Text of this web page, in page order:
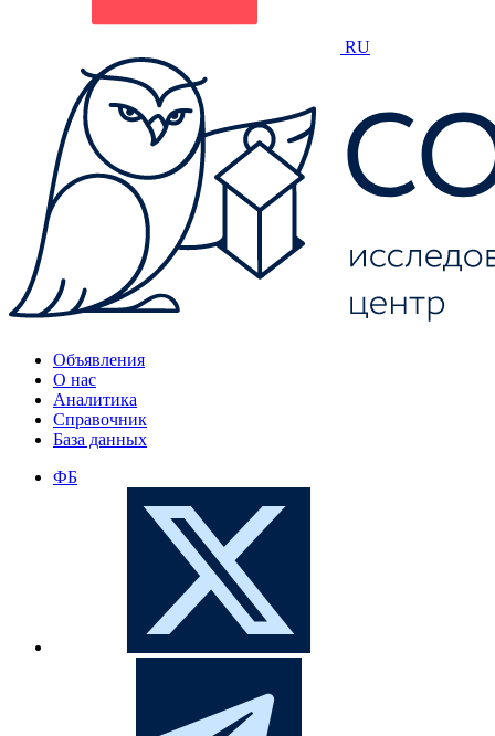
RU
Объявления
О нас
Аналитика
Справочник
База данных
ФБ